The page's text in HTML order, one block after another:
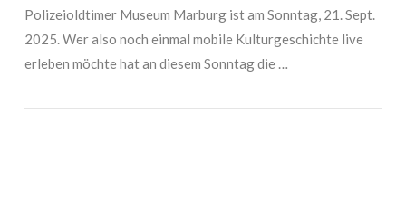
Polizeioldtimer Museum Marburg ist am Sonntag, 21. Sept.
2025. Wer also noch einmal mobile Kulturgeschichte live
erleben möchte hat an diesem Sonntag die …